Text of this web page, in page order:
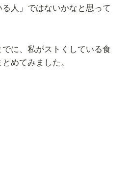
る人」ではないかなと思って
に、私がストくしている食
めてみました。